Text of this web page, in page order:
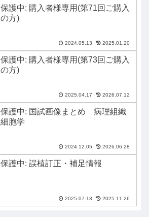
保護中: 購入者様専用(第71回ご購入
の方)
2024.05.13 2025.01.20
保護中: 購入者様専用(第73回ご購入
の方)
2025.04.17 2026.07.12
保護中: 国試画像まとめ 病理組織
細胞学
2024.12.05 2026.06.28
保護中: 誤植訂正・補足情報
2025.07.13 2025.11.26